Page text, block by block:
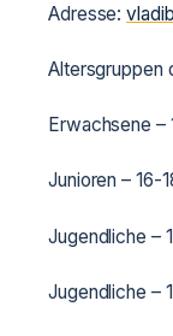
Adresse:
Altersgruppen
Erwachsene
Junioren – 16-
Jugendliche –
Jugendliche –